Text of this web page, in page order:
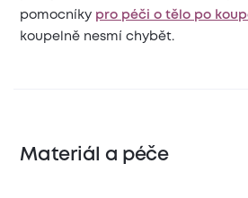
pomocníky pro péči o tělo po
koupelně nesmí chybět.
Materiál a péče